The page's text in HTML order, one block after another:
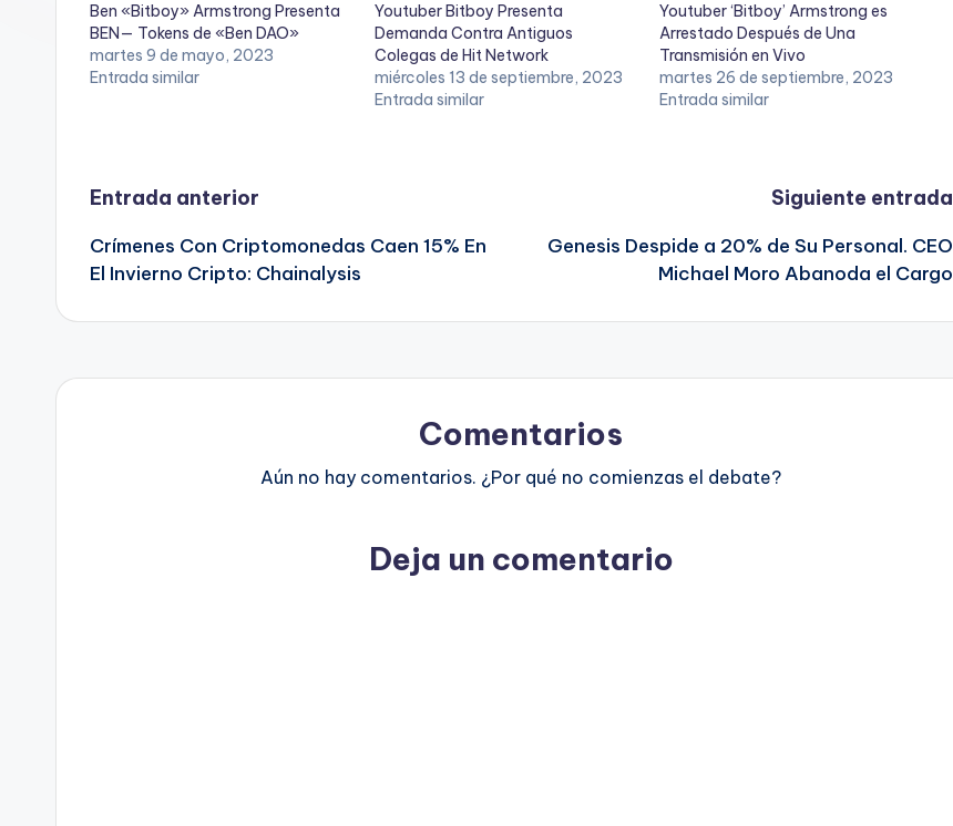
Ben «Bitboy» Armstrong Presenta
BEN— Tokens de «Ben DAO»
martes 9 de mayo, 2023
Entrada similar
Youtuber Bitboy Presenta
Demanda Contra Antiguos
Colegas de Hit Network
miércoles 13 de septiembre, 2023
Entrada similar
Youtuber ‘Bitboy’ Armstrong es
Arrestado Después de Una
Transmisión en Vivo
martes 26 de septiembre, 2023
Entrada similar
Navegación
de
entradas
Entrada anterior
Crímenes Con Criptomonedas Caen 15% En
El Invierno Cripto: Chainalysis
Siguiente entrada
Genesis Despide a 20% de Su Personal. CEO
Michael Moro Abanoda el Cargo
Comentarios
Aún no hay comentarios. ¿Por qué no comienzas el debate?
Deja un comentario